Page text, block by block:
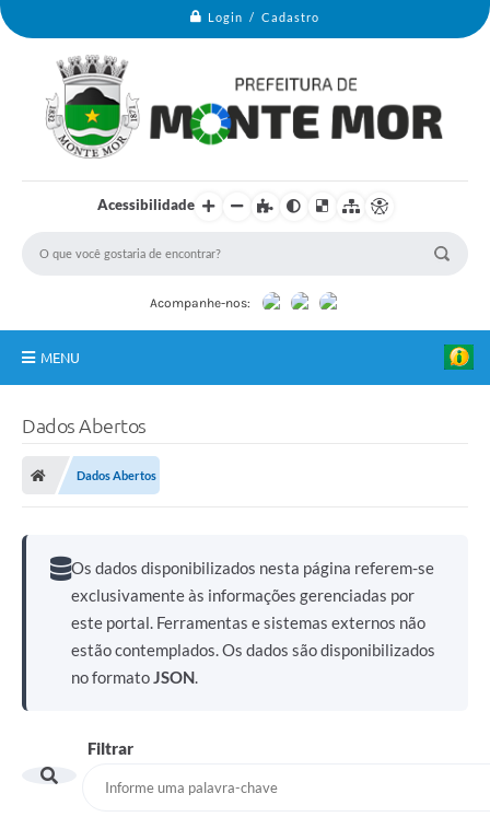
Login / Cadastro
Acessibilidade
Acompanhe-nos:
MENU
Transparência
Portal do Cidadão
Links Úteis
Ouvidoria
Dados Abertos
Dados Abertos
Os dados disponibilizados nesta página referem-se
exclusivamente às informações gerenciadas por
este portal. Ferramentas e sistemas externos não
estão contemplados. Os dados são disponibilizados
no formatoJSON.
Filtrar